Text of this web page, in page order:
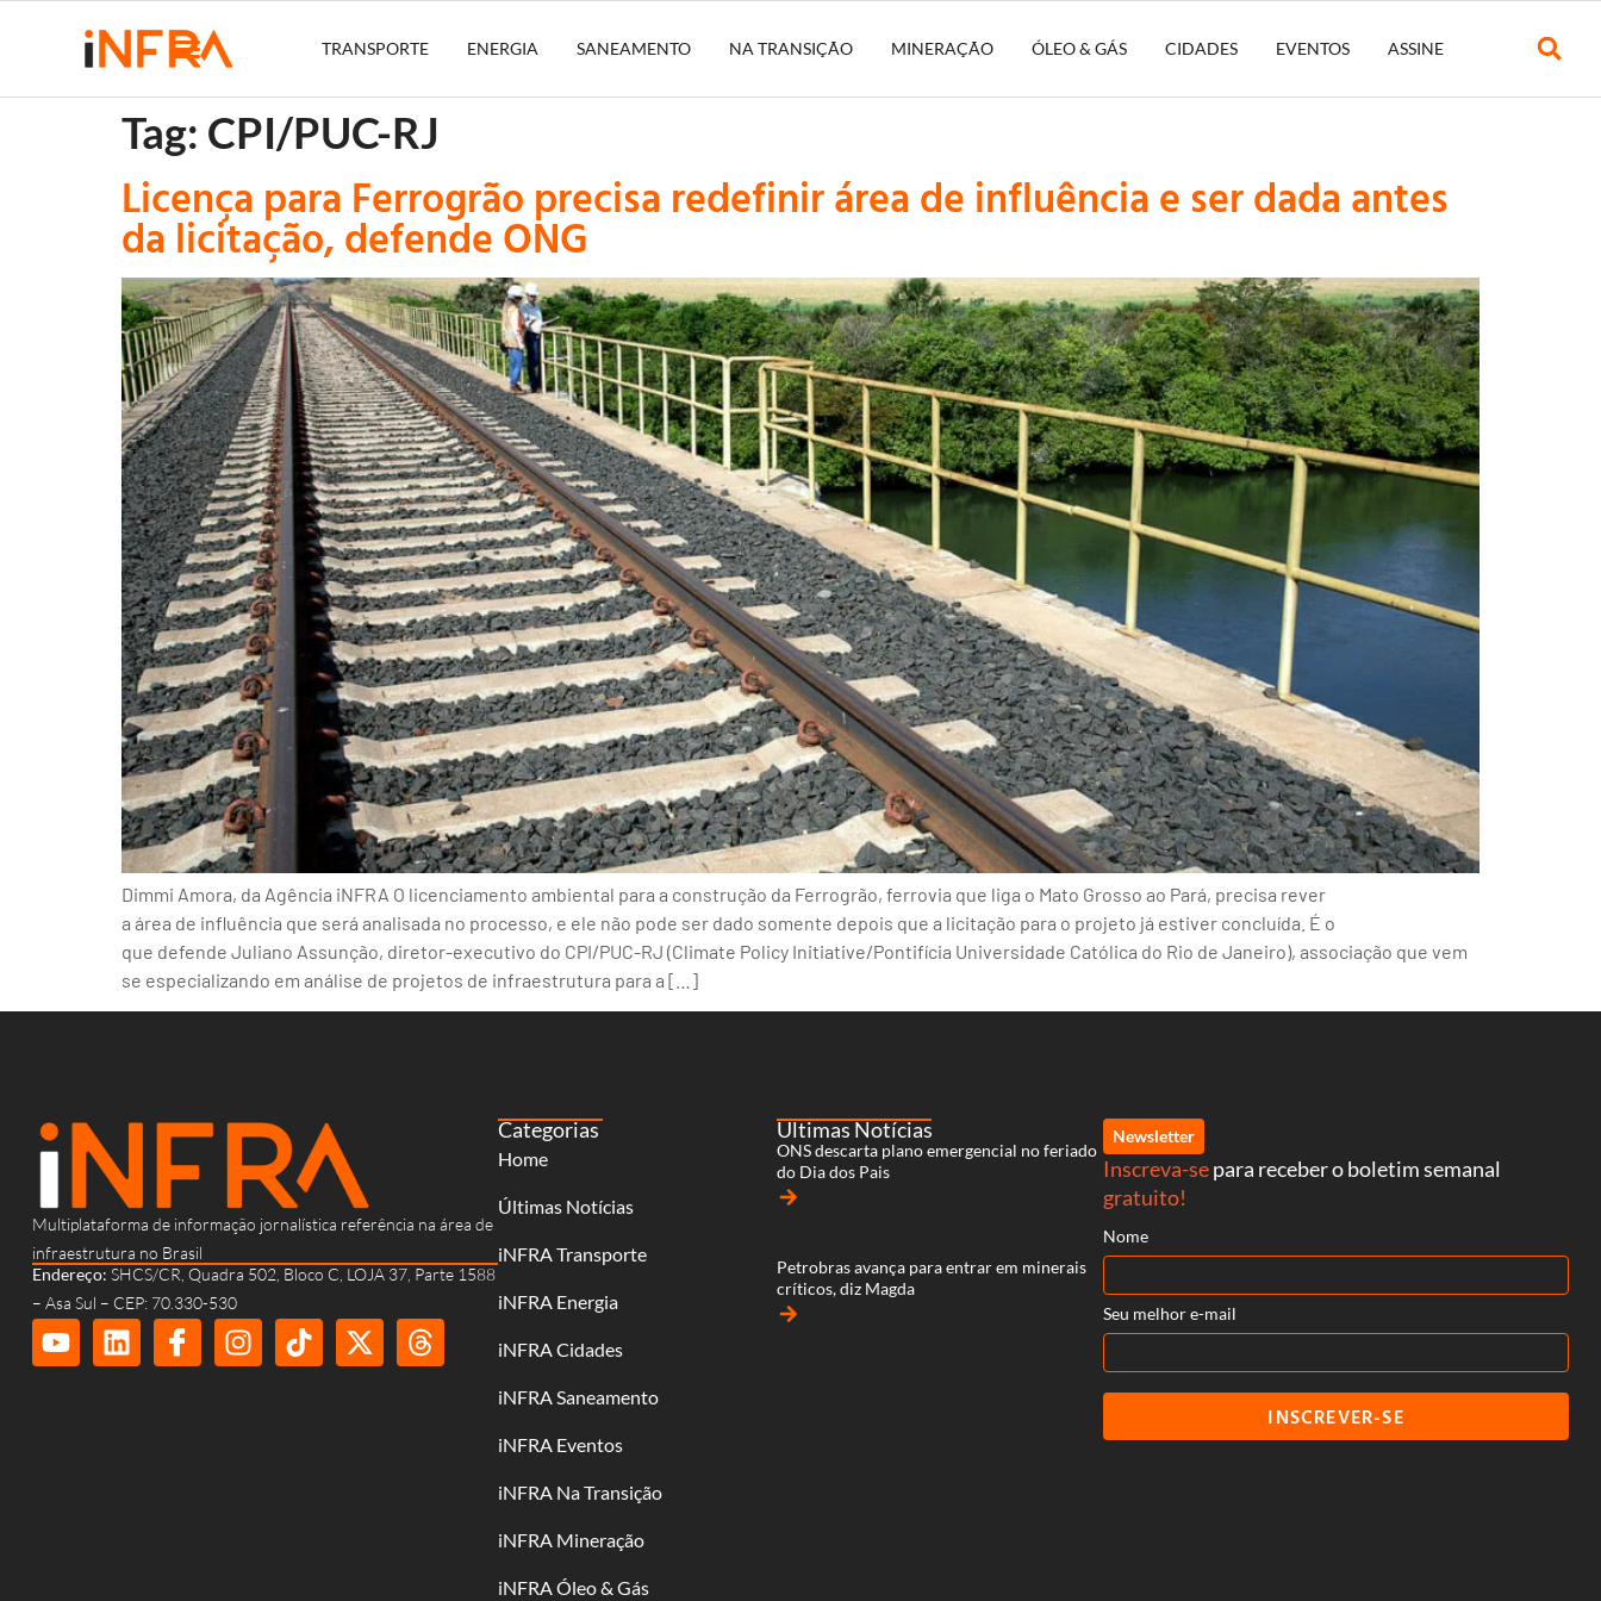
TRANSPORTE ENERGIA SANEAMENTO NA TRANSIÇÃO MINERAÇÃO ÓLEO & GÁS CIDADES EVENTOS ASSINE
Tag: CPI/PUC-RJ
Licença para Ferrogrão precisa redefinir área de influência e ser dada antes
da licitação, defende ONG
Dimmi Amora, da Agência iNFRA O licenciamento ambiental para a construção da Ferrogrão, ferrovia que liga o Mato Grosso ao Pará, precisa rever
a área de influência que será analisada no processo, e ele não pode ser dado somente depois que a licitação para o projeto já estiver concluída. É o
que defende Juliano Assunção, diretor-executivo do CPI/PUC-RJ (Climate Policy Initiative/Pontifícia Universidade Católica do Rio de Janeiro), associação que vem
se especializando em análise de projetos de infraestrutura para a […]
Multiplataforma de informação jornalística referência na área de
infraestrutura no Brasil
Endereço: SHCS/CR, Quadra 502, Bloco C, LOJA 37, Parte 1588
– Asa Sul – CEP: 70.330-530
Categorias
Home
Últimas Notícias
iNFRA Transporte
iNFRA Energia
iNFRA Cidades
iNFRA Saneamento
iNFRA Eventos
iNFRA Na Transição
iNFRA Mineração
iNFRA Óleo & Gás
Últimas Notícias
ONS descarta plano emergencial no feriado
do Dia dos Pais
arrow_forward
Petrobras avança para entrar em minerais
críticos, diz Magda
arrow_forward
Newsletter
Inscreva-separa receber o boletim semanal
gratuito!
Nome
Seu melhor e-mail
INSCREVER-SE